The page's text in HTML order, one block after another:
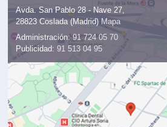
Avda. San Pablo 28 - Nave 27,
28823 Coslada (Madrid) Mapa
Administración: 91 724 05 70
Publicidad: 91 513 04 95